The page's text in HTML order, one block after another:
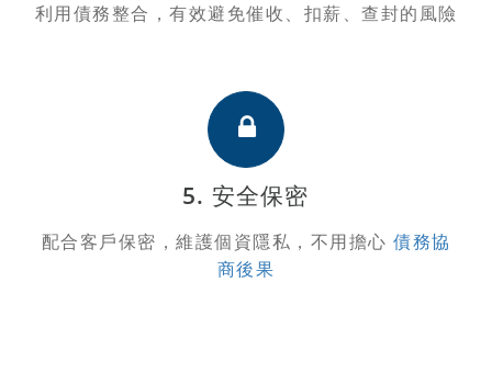
利用債務整合，有效避免催收、扣薪、查封的風險
5. 安全保密
配合客戶保密，維護個資隱私，不用擔心 債務協
商後果